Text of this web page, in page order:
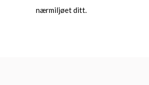
nærmiljøet ditt.